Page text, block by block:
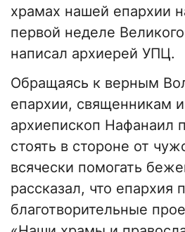
храмах нашей епархии
первой неделе
написал архиерей УПЦ.
Обращаясь к верным
епархии, священникам
архиепископ Нафанаил
стоять в стороне от
всячески помогать
рассказал, что епархия
благотворительные